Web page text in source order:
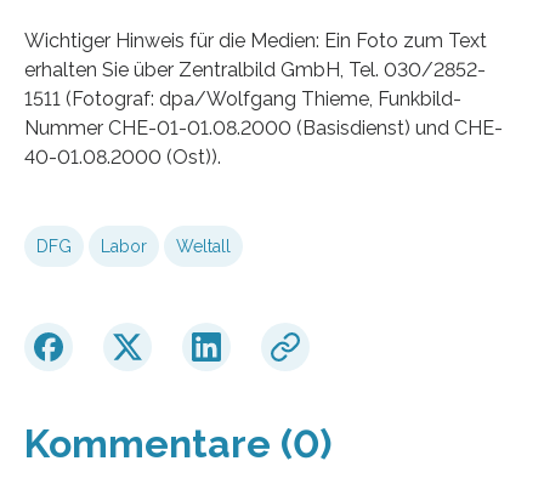
Wichtiger Hinweis für die Medien: Ein Foto zum Text
erhalten Sie über Zentralbild GmbH, Tel. 030/2852-
1511 (Fotograf: dpa/Wolfgang Thieme, Funkbild-
Nummer CHE-01-01.08.2000 (Basisdienst) und CHE-
40-01.08.2000 (Ost)).
DFG Labor Weltall
Kommentare (0)